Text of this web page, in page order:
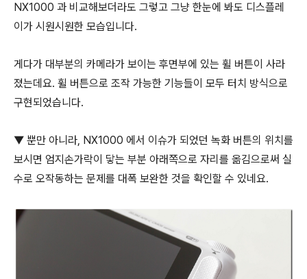
NX1000 과 비교해보더라도 그렇고 그냥 한눈에 봐도 디스플레
이가 시원시원한 모습입니다.
게다가 대부분의 카메라가 보이는 후면부에 있는 휠 버튼이 사라
졌는데요. 휠 버튼으로 조작 가능한 기능들이 모두 터치 방식으로
구현되었습니다.
▼ 뿐만 아니라, NX1000 에서 이슈가 되었던 녹화 버튼의 위치를
보시면 엄지손가락이 닿는 부분 아래쪽으로 자리를 옮김으로써 실
수로 오작동하는 문제를 대폭 보완한 것을 확인할 수 있네요.